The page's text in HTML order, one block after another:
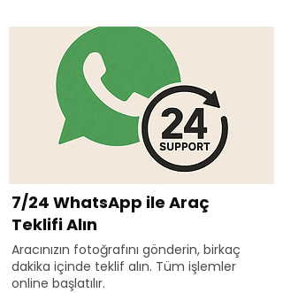
7/24 WhatsApp ile Araç
Teklifi Alın
Aracınızın fotoğrafını gönderin, birkaç
dakika içinde teklif alın. Tüm işlemler
online başlatılır.